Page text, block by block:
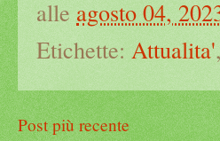
alle agosto 04,
Etichette: Attualita'
Post più recente